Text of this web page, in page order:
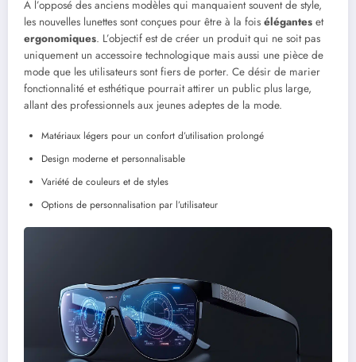
À l’opposé des anciens modèles qui manquaient souvent de style,
les nouvelles lunettes sont conçues pour être à la fois élégantes et
ergonomiques. L’objectif est de créer un produit qui ne soit pas
uniquement un accessoire technologique mais aussi une pièce de
mode que les utilisateurs sont fiers de porter. Ce désir de marier
fonctionnalité et esthétique pourrait attirer un public plus large,
allant des professionnels aux jeunes adeptes de la mode.
Matériaux légers pour un confort d’utilisation prolongé
Design moderne et personnalisable
Variété de couleurs et de styles
Options de personnalisation par l’utilisateur